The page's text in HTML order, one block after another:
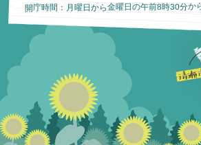
開庁時間：月曜日から金曜日の午前8時30分か